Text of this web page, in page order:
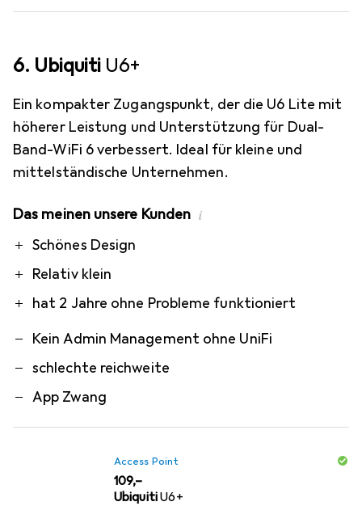
6. Ubiquiti U6+
Ein kompakter Zugangspunkt, der die U6 Lite mit
höherer Leistung und Unterstützung für Dual-
Band-WiFi 6 verbessert. Ideal für kleine und
mittelständische Unternehmen.
Das meinen unsere Kunden i
ProSchönes Design
Relativ klein
hat 2 Jahre ohne Probleme funktioniert
Contra
Kein Admin Management ohne UniFi
schlechte reichweite
App Zwang
Access Point
EUR
109,–
UbiquitiU6+